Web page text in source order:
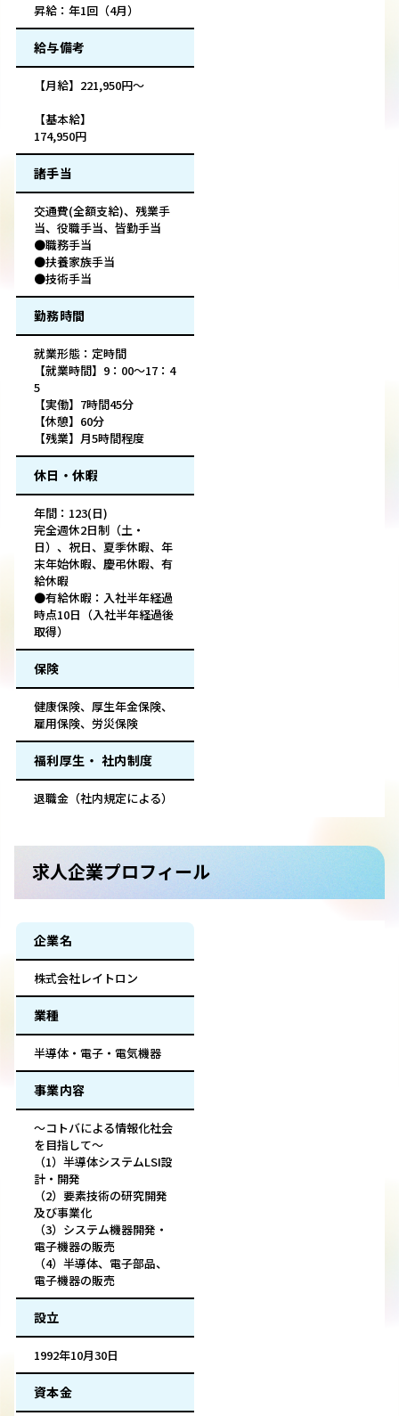
昇給：年1回（4月）
給与備考
【月給】221,950円～
【基本給】
174,950円
諸手当
交通費(全額支給)、残業手
当、役職手当、皆勤手当
●職務手当
●扶養家族手当
●技術手当
勤務時間
就業形態：定時間
【就業時間】9：00～17：4
5
【実働】7時間45分
【休憩】60分
【残業】月5時間程度
休日・休暇
年間：123(日)
完全週休2日制（土・
日）、祝日、夏季休暇、年
末年始休暇、慶弔休暇、有
給休暇
●有給休暇：入社半年経過
時点10日（入社半年経過後
取得）
保険
健康保険、厚生年金保険、
雇用保険、労災保険
福利厚生・ 社内制度
退職金（社内規定による）
求人企業プロフィール
企業名
株式会社レイトロン
業種
半導体・電子・電気機器
事業内容
〜コトバによる情報化社会
を目指して〜
（1）半導体システムLSI設
計・開発
（2）要素技術の研究開発
及び事業化
（3）システム機器開発・
電子機器の販売
（4）半導体、電子部品、
電子機器の販売
設立
1992年10月30日
資本金